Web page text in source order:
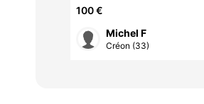
bois exotique vitrée
100 €
Michel F
Créon (33)